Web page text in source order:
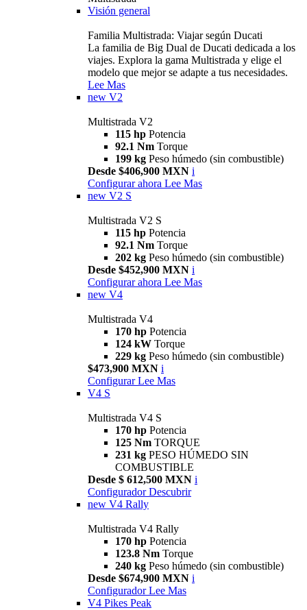
Visión general
Familia Multistrada: Viajar según Ducati
La familia de Big Dual de Ducati dedicada a los
viajes. Explora la gama Multistrada y elige el
modelo que mejor se adapte a tus necesidades.
Lee Mas
new V2
Multistrada V2
115 hp Potencia
92.1 Nm Torque
199 kg Peso húmedo (sin combustible)
Desde $406,900 MXN i
Configurar ahora Lee Mas
new V2 S
Multistrada V2 S
115 hp Potencia
92.1 Nm Torque
202 kg Peso húmedo (sin combustible)
Desde $452,900 MXN i
Configurar ahora Lee Mas
new V4
Multistrada V4
170 hp Potencia
124 kW Torque
229 kg Peso húmedo (sin combustible)
$473,900 MXN i
Configurar Lee Mas
V4 S
Multistrada V4 S
170 hp Potencia
125 Nm TORQUE
231 kg PESO HÚMEDO SIN
COMBUSTIBLE
Desde $ 612,500 MXN i
Configurador Descubrir
new V4 Rally
Multistrada V4 Rally
170 hp Potencia
123.8 Nm Torque
240 kg Peso húmedo (sin combustible)
Desde $674,900 MXN i
Configurador Lee Mas
V4 Pikes Peak